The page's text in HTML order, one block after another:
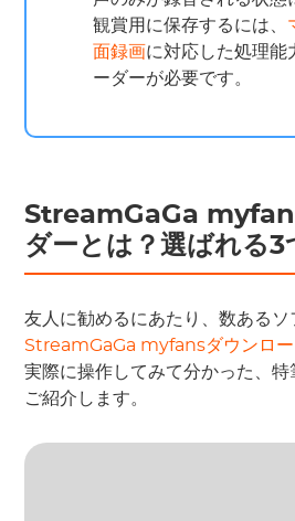
観賞用に保存するには、
面録画に対応した処理能
ーダーが必要です。
StreamGaGa
ダーとは？選ばれる3
友人に勧めるにあたり、数ある
StreamGaGa myfansダウンロー
実際に操作してみて分かった、
ご紹介します。